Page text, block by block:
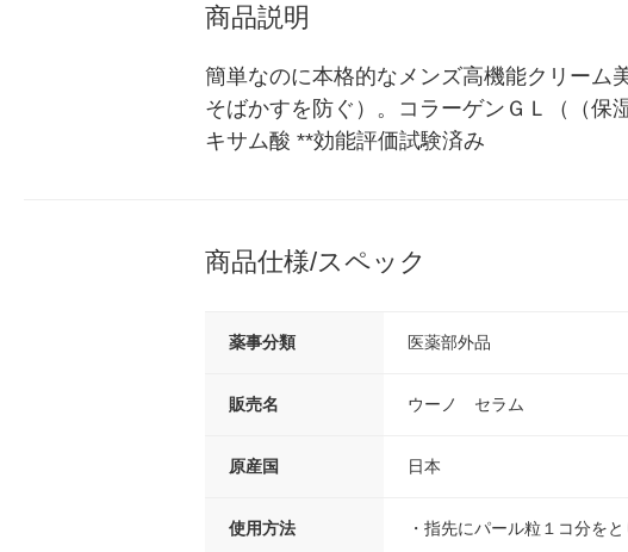
商品説明
簡単なのに本格的なメンズ高機能クリーム
そばかすを防ぐ）。コラーゲンＧＬ（（保
キサム酸 **効能評価試験済み
商品仕様/スペック
薬事分類 医薬部外品
販売名 ウーノ セラム
原産国 日本
使用方法 ・指先にパール粒１コ分を